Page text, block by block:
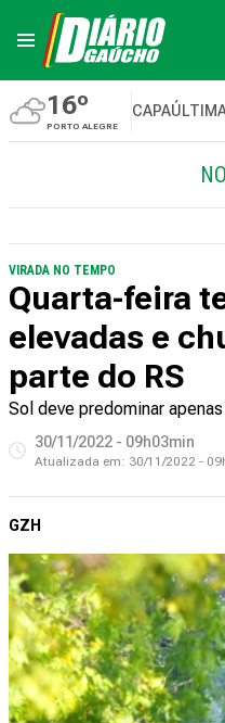
16º
PORTO ALEGRE
CAPA
VIRADA NO TEMPO
Quarta-feira
elevadas e
parte do RS
Sol deve predominar
30/11/2022 - 09h03min
Atualizada em: 30/11/2022 -
GZH